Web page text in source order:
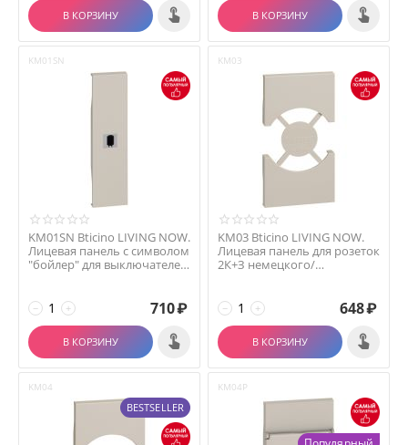
В КОРЗИНУ В КОРЗИНУ
KM01SN
KM01SN Bticino LIVING NOW.
Лицевая панель с символом
"бойлер" для выключателей
+
− 710₽
В КОРЗИНУ
KM03
KM03 Bticino LIVING NOW.
Лицевая панель для розеток
2К+З немецкого/
+
− 648₽
В КОРЗИНУ
KM04
BESTSELLER
KM04P